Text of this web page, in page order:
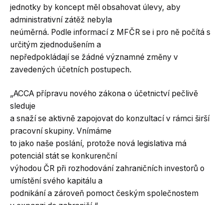
jednotky by koncept měl obsahovat úlevy, aby
administrativní zátěž nebyla
neúměrná. Podle informací z MFČR se i pro ně počítá s
určitým zjednodušením a
nepředpokládají se žádné významné změny v
zavedených účetních postupech.
„ACCA přípravu nového zákona o účetnictví pečlivě
sleduje
a snaží se aktivně zapojovat do konzultací v rámci širší
pracovní skupiny. Vnímáme
to jako naše poslání, protože nová legislativa má
potenciál stát se konkurenční
výhodou ČR při rozhodování zahraničních investorů o
umístění svého kapitálu a
podnikání a zároveň pomoct českým společnostem